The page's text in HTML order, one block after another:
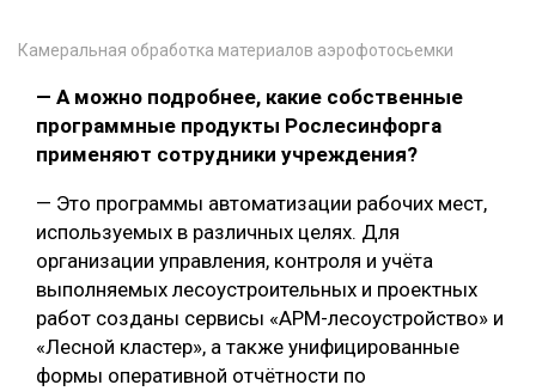
Камеральная обработка материалов аэрофотосьемки
— А можно подробнее, какие собственные
программные продукты Рослесинфорга
применяют сотрудники учреждения?
— Это программы автоматизации рабочих мест,
используемых в различных целях. Для
организации управления, контроля и учёта
выполняемых лесоустроительных и проектных
работ созданы сервисы «АРМ-лесоустройство» и
«Лесной кластер», а также унифицированные
формы оперативной отчётности по